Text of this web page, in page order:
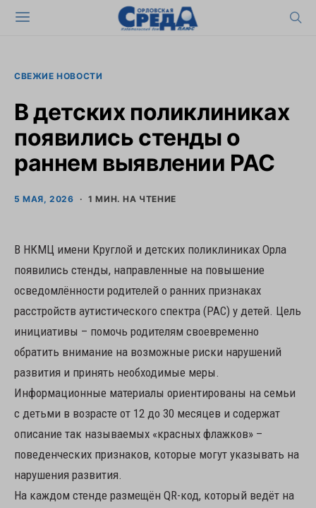
СВЕЖИЕ НОВОСТИ
В детских поликлиниках
появились стенды о
раннем выявлении РАС
5 МАЯ, 2026 1 МИН. НА ЧТЕНИЕ
В НКМЦ имени Круглой и детских поликлиниках Орла
появились стенды, направленные на повышение
осведомлённости родителей о ранних признаках
расстройств аутистического спектра (РАС) у детей. Цель
инициативы – помочь родителям своевременно
обратить внимание на возможные риски нарушений
развития и принять необходимые меры.
Информационные материалы ориентированы на семьи
с детьми в возрасте от 12 до 30 месяцев и содержат
описание так называемых «красных флажков» –
поведенческих признаков, которые могут указывать на
нарушения развития.
На каждом стенде размещён QR-код, который ведёт на